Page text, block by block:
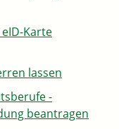
Karte
lassen
-
beantragen